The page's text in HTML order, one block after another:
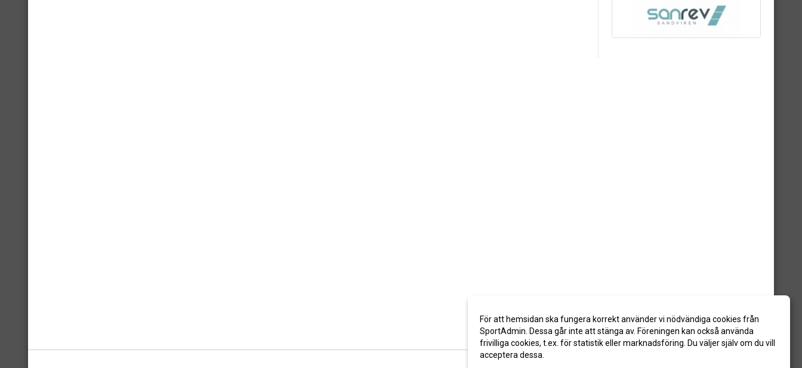
För att hemsidan ska fungera korrekt använder vi nödvändiga cookies från
SportAdmin. Dessa går inte att stänga av. Föreningen kan också använda
frivilliga cookies, t.ex. för statistik eller marknadsföring. Du väljer själv om du vill
acceptera dessa.